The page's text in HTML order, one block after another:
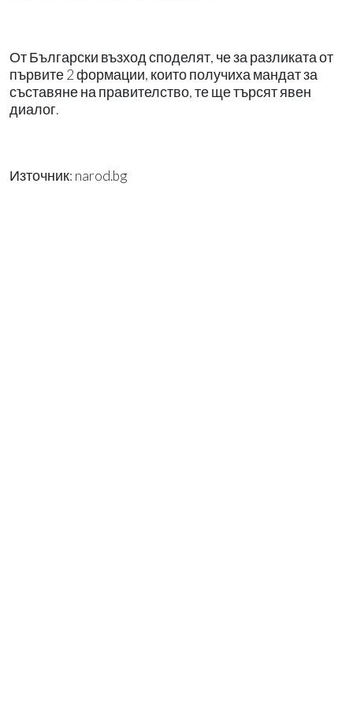
От Български възход споделят, че за разликата от
първите 2 формации, които получиха мандат за
съставяне на правителство, те ще търсят явен
диалог.
Източник: narod.bg